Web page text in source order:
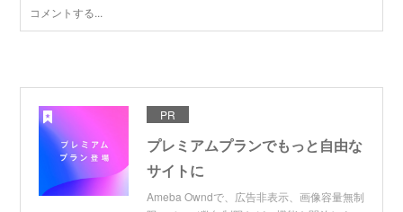
PR
プレミアムプランでもっと自由な
サイトに
Ameba Owndで、広告非表示、画像容量無制